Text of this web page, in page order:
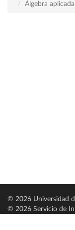
Álgebra
© 2026 Universidad
© 2026 Servicio de